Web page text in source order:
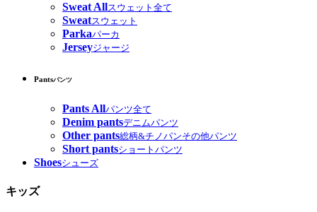
Sweat Allスウェット全て
Sweatスウェット
Parkaパーカ
Jerseyジャージ
Pantsパンツ
Pants Allパンツ全て
Denim pantsデニムパンツ
Other pants総柄&チノパンその他パンツ
Short pantsショートパンツ
Shoesシューズ
キッズ